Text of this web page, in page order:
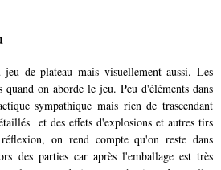
de plateau mais visuellement aussi. Les
quand on aborde le jeu. Peu d'éléments dans
sympathique mais rien de trascendant
et des effets d'explosions et autres tirs
on rend compte qu'on reste dans
des parties car après l'emballage est très